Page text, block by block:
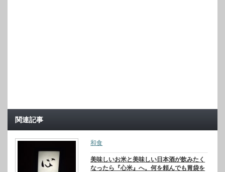
関連記事
和食
美味しいお米と美味しい日本酒が飲みたく
なったら『心米』へ。何を頼んでも胃袋を